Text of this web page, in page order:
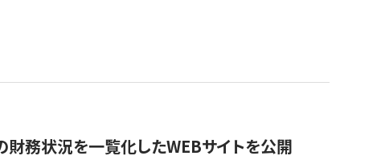
務状況を一覧化したWEBサイトを公開